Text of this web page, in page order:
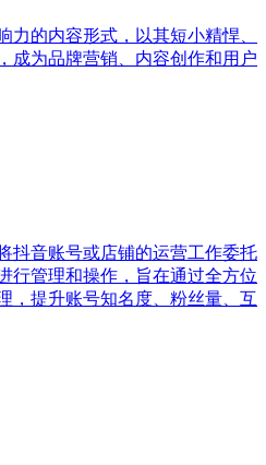
力的内容形式，以其短小精悍、
成为品牌营销、内容创作和用户
抖音账号或店铺的运营工作委托
行管理和操作，旨在通过全方位
，提升账号知名度、粉丝量、互